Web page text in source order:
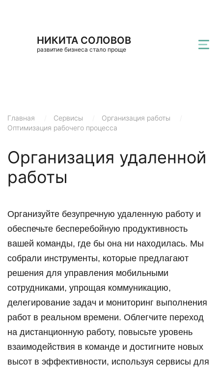
НИКИТА СОЛОВОВ
развитие бизнеса стало проще
Главная Сервисы Организация работы
Оптимизация рабочего процесса
Организация удаленной
работы
Организуйте безупречную удаленную работу и
обеспечьте бесперебойную продуктивность
вашей команды, где бы она ни находилась. Мы
собрали инструменты, которые предлагают
решения для управления мобильными
сотрудниками, упрощая коммуникацию,
делегирование задач и мониторинг выполнения
работ в реальном времени. Облегчите переход
на дистанционную работу, повысьте уровень
взаимодействия в команде и достигните новых
высот в эффективности, используя сервисы для